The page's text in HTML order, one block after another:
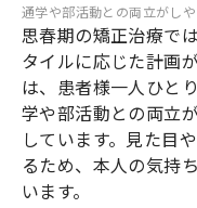
通学や部活動との両立がし
思春期の矯正治療で
タイルに応じた計画
は、患者様一人ひと
学や部活動との両立
しています。見た目
るため、本人の気持
います。